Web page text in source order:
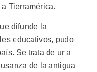
Tierramérica.
difunde la
educativos, pudo
Se trata de una
de la antigua